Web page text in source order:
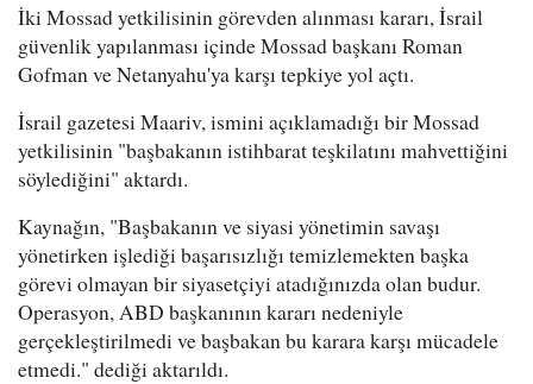
İki Mossad yetkilisinin görevden alınması kararı, İsrail
güvenlik yapılanması içinde Mossad başkanı Roman
Gofman ve Netanyahu'ya karşı tepkiye yol açtı.
İsrail gazetesi Maariv, ismini açıklamadığı bir Mossad
yetkilisinin "başbakanın istihbarat teşkilatını mahvettiğini
söylediğini" aktardı.
Kaynağın, "Başbakanın ve siyasi yönetimin savaşı
yönetirken işlediği başarısızlığı temizlemekten başka
görevi olmayan bir siyasetçiyi atadığınızda olan budur.
Operasyon, ABD başkanının kararı nedeniyle
gerçekleştirilmedi ve başbakan bu karara karşı mücadele
etmedi." dediği aktarıldı.